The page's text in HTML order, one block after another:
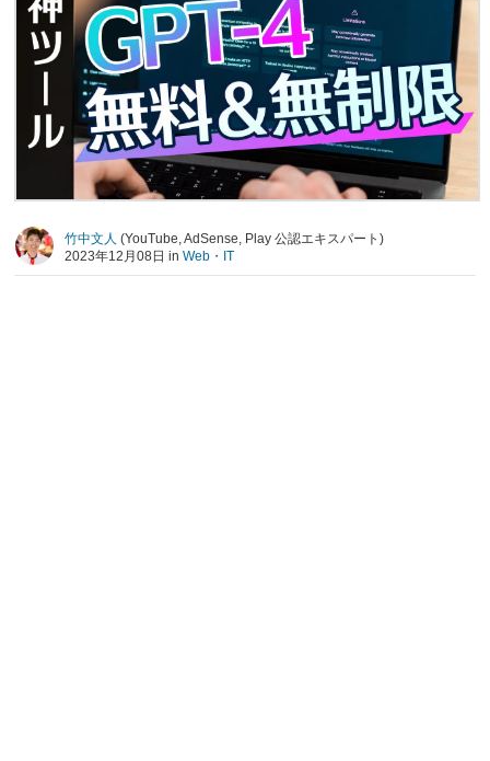
竹中文人 (YouTube, AdSense, Play 公認エキスパート)
2023年12月08日 in Web・IT